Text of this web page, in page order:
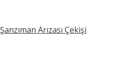
Şanzıman Arızası Çekişi